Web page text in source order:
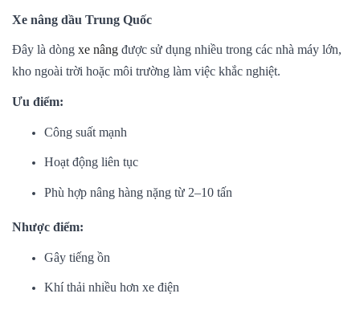
Xe nâng dầu Trung Quốc
Đây là dòng xe nâng được sử dụng nhiều trong các nhà máy lớn,
kho ngoài trời hoặc môi trường làm việc khắc nghiệt.
Ưu điểm:
Công suất mạnh
Hoạt động liên tục
Phù hợp nâng hàng nặng từ 2–10 tấn
Nhược điểm:
Gây tiếng ồn
Khí thải nhiều hơn xe điện